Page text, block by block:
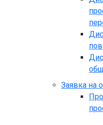
Заявка на